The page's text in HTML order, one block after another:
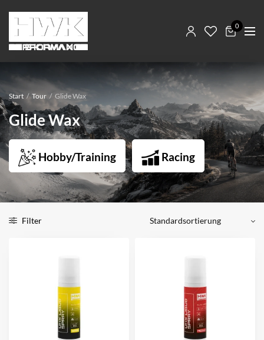
0
Start / Tour / Glide Wax
Glide Wax
Hobby/Training Racing
Filter